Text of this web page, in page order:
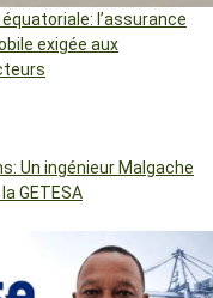
équatoriale: l’assurance
exigée aux
Un ingénieur Malgache
GETESA